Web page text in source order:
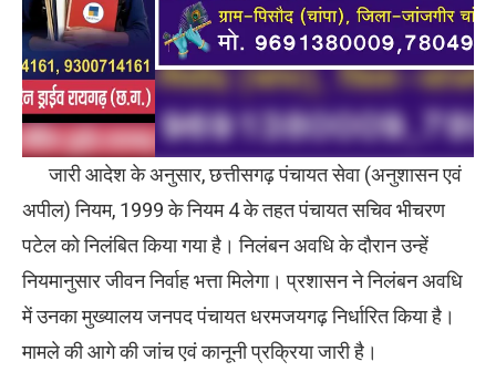
जारी आदेश के अनुसार, छत्तीसगढ़ पंचायत सेवा (अनुशासन एवं
अपील) नियम, 1999 के नियम 4 के तहत पंचायत सचिव भीचरण
पटेल को निलंबित किया गया है। निलंबन अवधि के दौरान उन्हें
नियमानुसार जीवन निर्वाह भत्ता मिलेगा। प्रशासन ने निलंबन अवधि
में उनका मुख्यालय जनपद पंचायत धरमजयगढ़ निर्धारित किया है।
मामले की आगे की जांच एवं कानूनी प्रक्रिया जारी है।